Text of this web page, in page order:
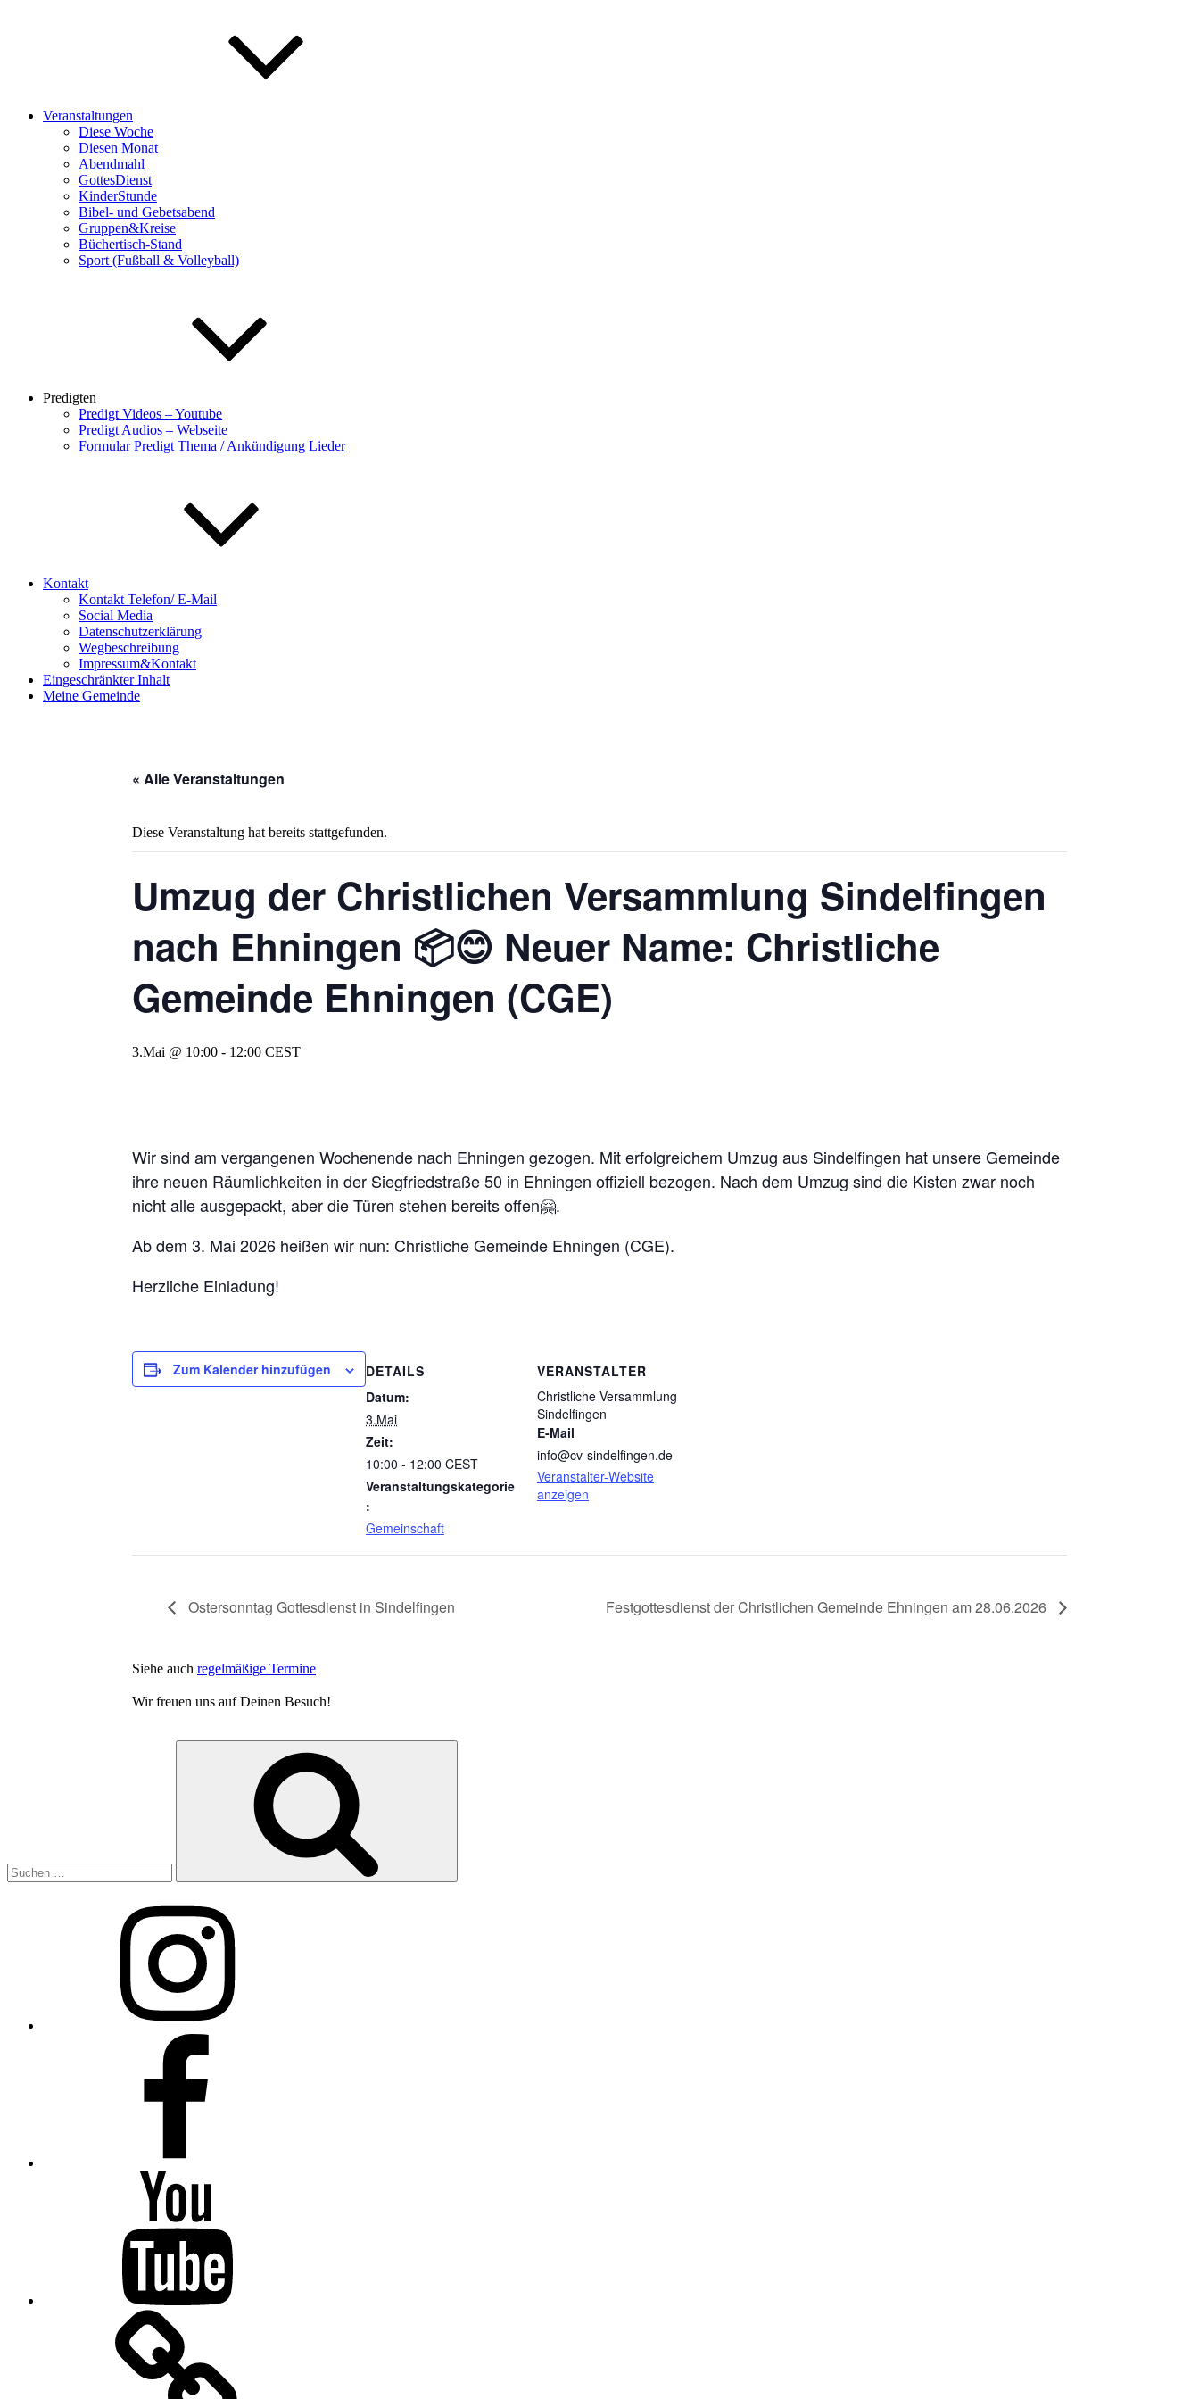
Veranstaltungen
Diese Woche
Diesen Monat
Abendmahl
GottesDienst
KinderStunde
Bibel- und Gebetsabend
Gruppen&Kreise
Büchertisch-Stand
Sport (Fußball & Volleyball)
Predigten
Predigt Videos – Youtube
Predigt Audios – Webseite
Formular Predigt Thema / Ankündigung Lieder
Kontakt
Kontakt Telefon/ E-Mail
Social Media
Datenschutzerklärung
Wegbeschreibung
Impressum&Kontakt
Eingeschränkter Inhalt
Meine Gemeinde
« Alle Veranstaltungen
Diese Veranstaltung hat bereits stattgefunden.
Umzug der Christlichen Versammlung Sindelfingen
nach Ehningen 📦😊 Neuer Name: Christliche
Gemeinde Ehningen (CGE)
3.Mai @ 10:00 - 12:00 CEST
Wir sind am vergangenen Wochenende nach Ehningen gezogen. Mit erfolgreichem Umzug aus Sindelfingen hat unsere Gemeinde
ihre neuen Räumlichkeiten in der Siegfriedstraße 50 in Ehningen offiziell bezogen. Nach dem Umzug sind die Kisten zwar noch
nicht alle ausgepackt, aber die Türen stehen bereits offen🤗.
Ab dem 3. Mai 2026 heißen wir nun: Christliche Gemeinde Ehningen (CGE).
Herzliche Einladung!
Zum Kalender hinzufügen
DETAILS
Datum:
3.Mai
Zeit:
10:00 - 12:00 CEST
Veranstaltungskategorie
:
Gemeinschaft
VERANSTALTER
Christliche Versammlung
Sindelfingen
E-Mail
info@cv-sindelfingen.de
Veranstalter-Website
anzeigen
Ostersonntag Gottesdienst in Sindelfingen Festgottesdienst der Christlichen Gemeinde Ehningen am 28.06.2026
Siehe auch regelmäßige Termine
Wir freuen uns auf Deinen Besuch!